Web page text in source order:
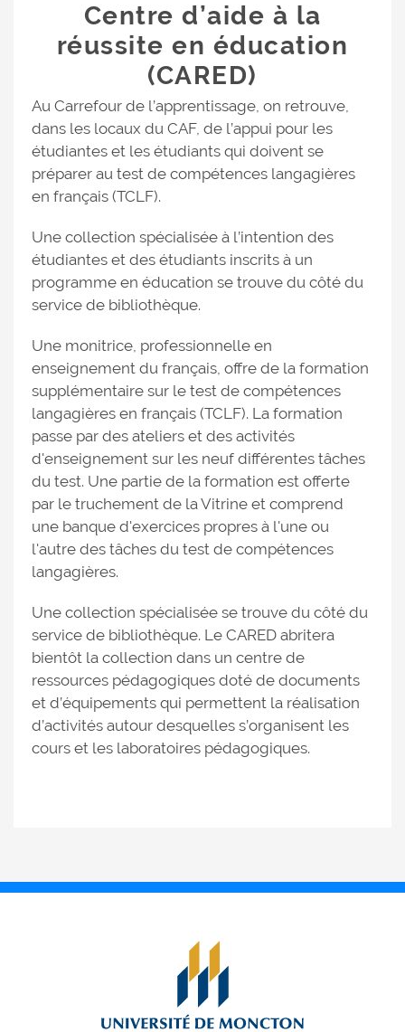
Centre d’aide à la
réussite en éducation
(CARED)
Au Carrefour de l’apprentissage, on retrouve,
dans les locaux du CAF, de l’appui pour les
étudiantes et les étudiants qui doivent se
préparer au test de compétences langagières
en français (TCLF).
Une collection spécialisée à l’intention des
étudiantes et des étudiants inscrits à un
programme en éducation se trouve du côté du
service de bibliothèque.
Une monitrice, professionnelle en
enseignement du français, offre de la formation
supplémentaire sur le test de compétences
langagières en français (TCLF). La formation
passe par des ateliers et des activités
d'enseignement sur les neuf différentes tâches
du test. Une partie de la formation est offerte
par le truchement de la Vitrine et comprend
une banque d'exercices propres à l'une ou
l'autre des tâches du test de compétences
langagières.
Une collection spécialisée se trouve du côté du
service de bibliothèque. Le CARED abritera
bientôt la collection dans un centre de
ressources pédagogiques doté de documents
et d’équipements qui permettent la réalisation
d’activités autour desquelles s’organisent les
cours et les laboratoires pédagogiques.